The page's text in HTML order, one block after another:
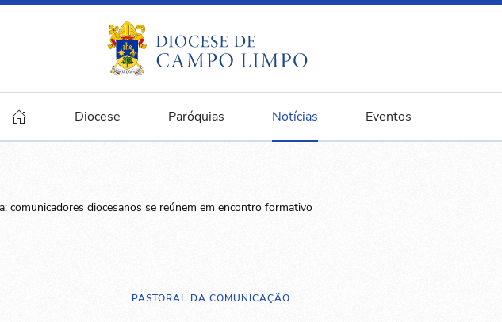
Diocese Paróquias Notícias Eventos
comunicadores diocesanos se reúnem em encontro formativo
PASTORAL DA COMUNICAÇÃO